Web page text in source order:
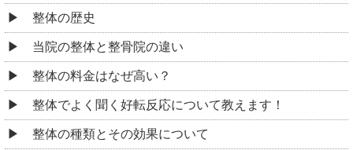
整体の歴史
当院の整体と整骨院の違い
整体の料金はなぜ高い？
整体でよく聞く好転反応について教えます！
整体の種類とその効果について